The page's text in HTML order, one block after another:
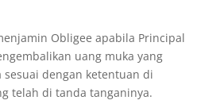
Obligee apabila Principal
uang muka yang
dengan ketentuan di
telah di tanda tanganinya.